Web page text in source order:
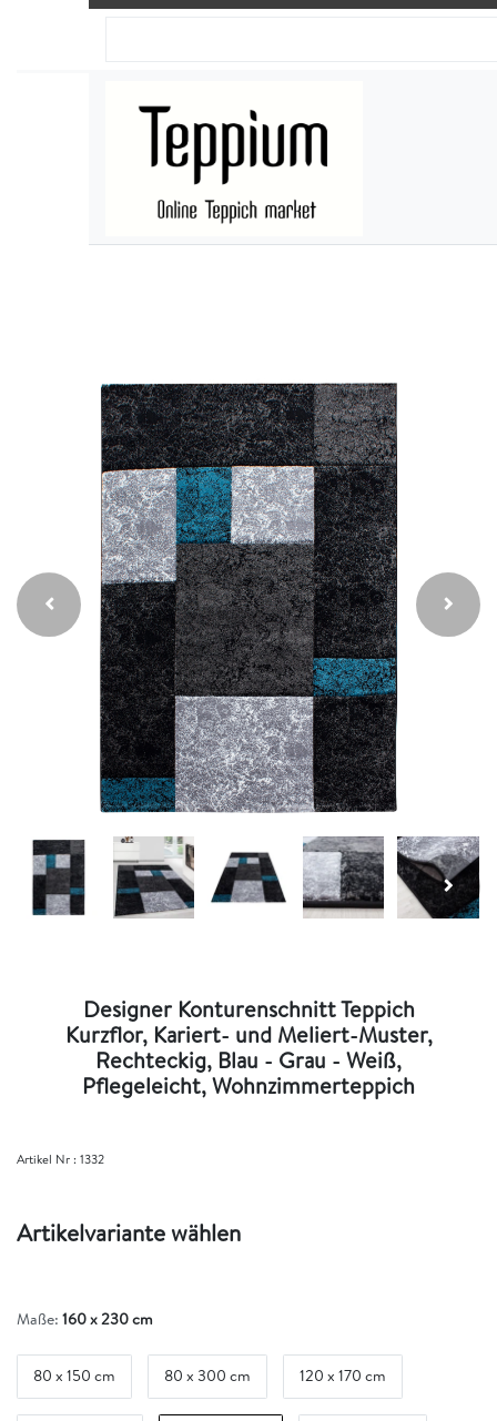
Designer Konturenschnitt Teppich
Kurzflor, Kariert- und Meliert-Muster,
Rechteckig, Blau - Grau - Weiß,
Pflegeleicht, Wohnzimmerteppich
Artikel Nr :1332
Artikelvariante wählen
Maße: 160 x 230 cm
80 x 150 cm 80 x 300 cm 120 x 170 cm